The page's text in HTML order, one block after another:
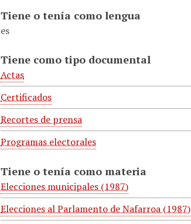
Tiene o tenía como lengua
es
Tiene como tipo documental
Actas
Certificados
Recortes de prensa
Programas electorales
Tiene o tenía como materia
Elecciones municipales (1987)
Elecciones al Parlamento de Nafarroa (1987)